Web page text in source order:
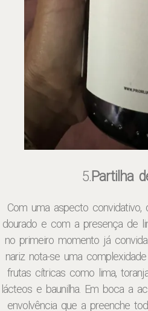
5.Partilha
Com uma aspecto
dourado e com a presença de
no primeiro momento já
nariz nota-se uma
frutas cítricas como lima,
lácteos e baunilha. Em boca a
envolvência que a preenche